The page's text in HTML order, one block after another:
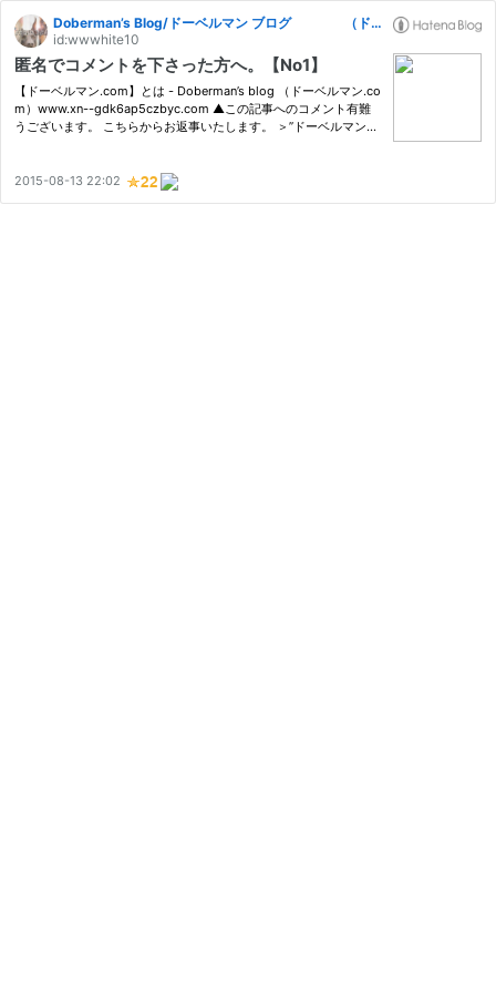
Doberman’s Blog/ドーベルマン ブログ （ドーベルマン.com）
id:wwwhite10
匿名でコメントを下さった方へ。【No1】
【ドーベルマン.com】とは - Doberman’s blog （ドーベルマン.co
m）www.xn--gdk6ap5czbyc.com ▲この記事へのコメント有難
うございます。 こちらからお返事いたします。 ＞”ドーベルマン飼
よ。…
2015-08-13 22:02